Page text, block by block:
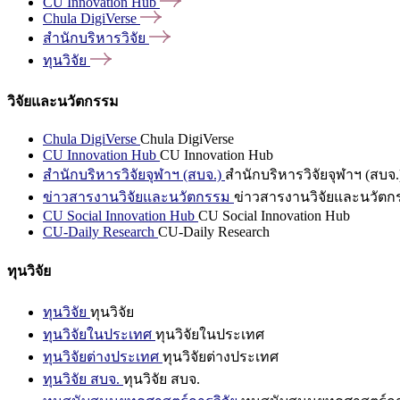
Chula DigiVerse
สำนักบริหารวิจัย
ทุนวิจัย
วิจัยและนวัตกรรม
Chula DigiVerse Chula DigiVerse
CU Innovation Hub CU Innovation Hub
สำนักบริหารวิจัยจุฬาฯ (สบจ.) สำนักบริหารวิจัยจุฬาฯ (สบจ
ข่าวสารงานวิจัยและนวัตกรรม ข่าวสารงานวิจัยและนวัตก
CU Social Innovation Hub CU Social Innovation Hub
CU-Daily Research CU-Daily Research
ทุนวิจัย
ทุนวิจัย ทุนวิจัย
ทุนวิจัยในประเทศ ทุนวิจัยในประเทศ
ทุนวิจัยต่างประเทศ ทุนวิจัยต่างประเทศ
ทุนวิจัย สบจ. ทุนวิจัย สบจ.